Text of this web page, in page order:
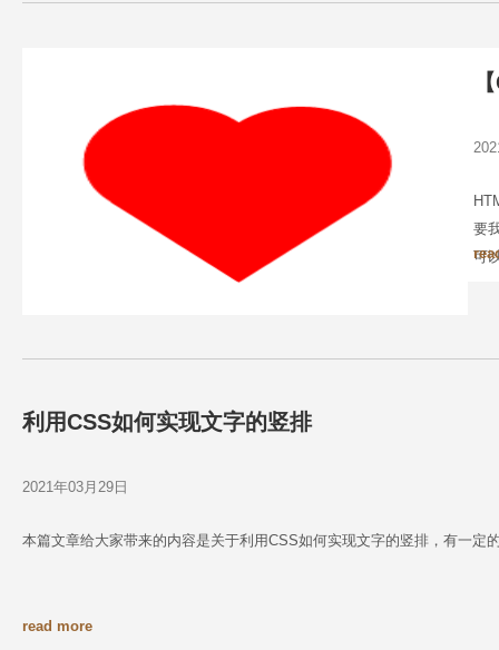
要
可
利用CSS如何实现文字的竖排
2021年03月29日
本篇文章给大家带来的内容是关于利用CSS如何实现文字的竖排，有一定
read more